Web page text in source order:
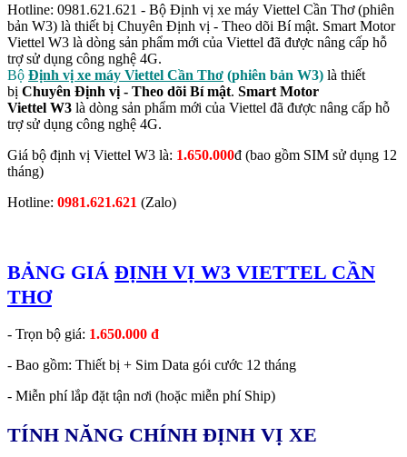
Hotline: 0981.621.621 - Bộ Định vị xe máy Viettel Cần Thơ (phiên
bản W3) là thiết bị Chuyên Định vị - Theo dõi Bí mật. Smart Motor
Viettel W3 là dòng sản phẩm mới của Viettel đã được nâng cấp hỗ
trợ sử dụng công nghệ 4G.
Bộ Định vị xe máy Viettel Cần Thơ (phiên bản W3) là thiết
bị Chuyên Định vị - Theo dõi Bí mật. Smart Motor
Viettel W3 là dòng sản phẩm mới của Viettel đã được nâng cấp hỗ
trợ sử dụng công nghệ 4G.
Giá bộ định vị Viettel W3 là: 1.650.000đ (bao gồm SIM sử dụng 12
tháng)
Hotline: 0981.621.621 (Zalo)
BẢNG GIÁ ĐỊNH VỊ W3 VIETTEL CẦN
THƠ
- Trọn bộ giá: 1.650.000 đ
- Bao gồm: Thiết bị + Sim Data gói cước 12 tháng
- Miễn phí lắp đặt tận nơi (hoặc miễn phí Ship)
TÍNH NĂNG CHÍNH ĐỊNH VỊ XE